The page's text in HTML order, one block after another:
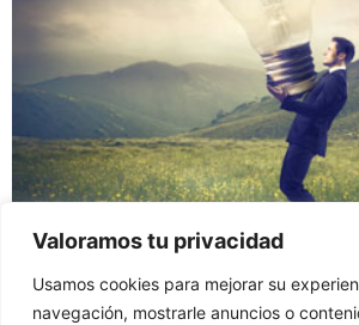
Valoramos tu privacidad
Usamos cookies para mejorar su
navegación, mostrarle anuncios o
Una expresión que utilizo cuando me